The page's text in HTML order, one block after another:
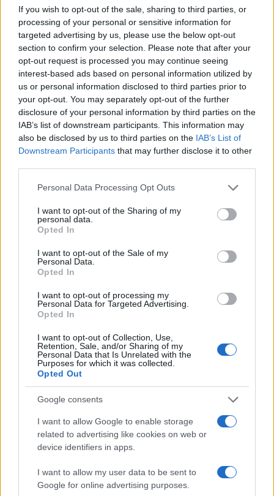
If you wish to opt-out of the sale, sharing to third parties, or
processing of your personal or sensitive information for
targeted advertising by us, please use the below opt-out
section to confirm your selection. Please note that after your
opt-out request is processed you may continue seeing
interest-based ads based on personal information utilized by
us or personal information disclosed to third parties prior to
your opt-out. You may separately opt-out of the further
disclosure of your personal information by third parties on the
IAB’s list of downstream participants. This information may
also be disclosed by us to third parties on the IAB’s List of
Downstream Participants that may further disclose it to other
Please note that this website/app uses one or more Google
not limited to your visit or usage behaviour. You may click to
grant or deny consent to Google and its third-party tags to
use your data for below specified purposes in below Google
consent section.
Personal Data Processing Opt Outs
I want to opt-out of the Sharing of my
personal data.
Opted In
I want to opt-out of the Sale of my
Personal Data.
Opted In
I want to opt-out of processing my
Personal Data for Targeted Advertising.
Opted In
I want to opt-out of Collection, Use,
Retention, Sale, and/or Sharing of my
Personal Data that Is Unrelated with the
Purposes for which it was collected.
Opted Out
Google consents
I want to allow Google to enable storage
related to advertising like cookies on web or
device identifiers in apps.
I want to allow my user data to be sent to
Google for online advertising purposes.
Entra nel canale telegram di
GalluraOggi.it
Inviaci le tue segnalazioni,
i tuoi video e le tue foto
Su WhatsApp al numero +39
345 356 7512
Condividi l'articolo
F
ce
b
o
o
k
T
it
te
r
Pi
n
te
re
st
W
h
at
s
A
p
S
h
a
re
Articolo precedente
Prossimo articolo
NOTIZIE RECENTI
Calangianus, dopo le polemiche il centro
accoglienza minori chiude